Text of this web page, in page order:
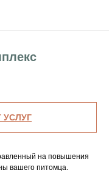
УСЛУГ
на повышения
вашего питомца.